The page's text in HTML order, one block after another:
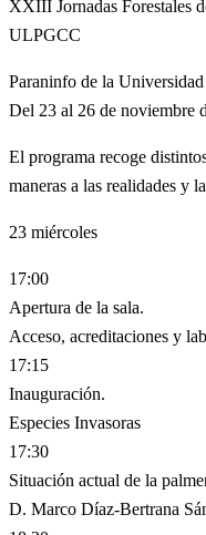
XXIII Jornadas Forestales
ULPGCC
Paraninfo de la
Del 23 al 26 de noviembre
El programa recoge
maneras a las realidades y
23 miércoles
17:00
Apertura de la sala.
Acceso, acreditaciones y
17:15
Inauguración.
Especies Invasoras
17:30
Situación actual de la
D. Marco Díaz-Bertrana